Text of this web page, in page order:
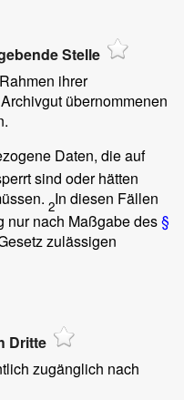
Stelle
ihrer
übernommenen
Daten, die auf
sind oder hätten
2In diesen Fällen
nur nach Maßgabe des§
zulässigen
Dritte
zugänglich nach